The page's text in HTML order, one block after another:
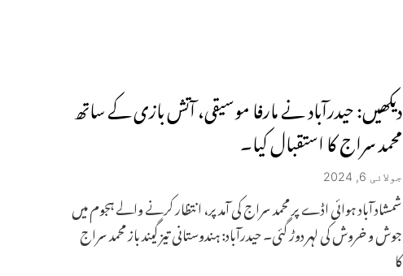
دیکھیں: حیدرآباد نے مارفا موسیقی، آتش بازی کے ساتھ
محمد سراج کا استقبال کیا۔
جولائی 6, 2024
شمشاد آباد ہوائی اڈے پر محمد سراج کی آمد پر، انتظار کرنے والے ہجوم میں
جوش و خروش کی لہر دوڑ گئی۔ حیدرآباد: ہندوستانی تیز گیند باز محمد سراج
کا